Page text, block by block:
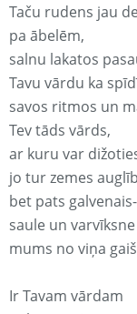
Taču rudens jau
pa ābelēm,
salnu lakatos
Tavu vārdu ka
savos ritmos un
Tev tāds vārds,
ar kuru var
jo tur zemes
bet pats galvenais-
saule un varvīksne
mums no viņa
Ir Tavam vārdam